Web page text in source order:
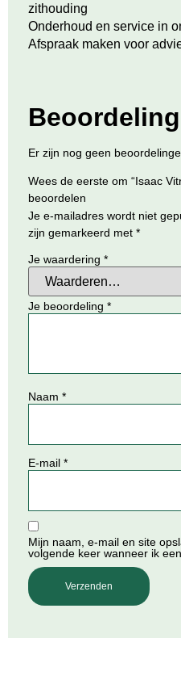
zithouding
Onderhoud en service in
Afspraak maken voor
Er zijn nog geen
Wees de eerste om “Isaac
beoordelen
Je e-mailadres wordt niet
zijn gemarkeerd met *
Je waardering *
Je beoordeling *
Naam *
E-mail *
Mijn naam, e-mail en site
volgende keer wanneer ik